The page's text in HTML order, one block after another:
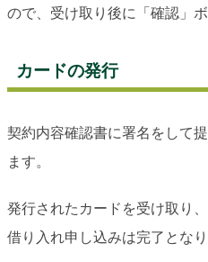
ので、受け取り後に「確認」
カードの発行
契約内容確認書に署名をして
ます。
発行されたカードを受け取り
借り入れ申し込みは完了となり